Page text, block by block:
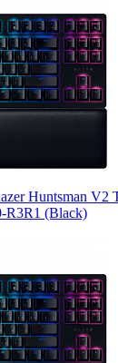
Huntsman V2
R3R1 (Black)